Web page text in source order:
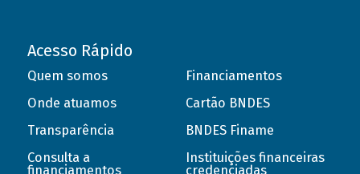
Acesso Rápido
Quem somos
Onde atuamos
Transparência
Consulta a
financiamentos
Financiamentos
Cartão BNDES
BNDES Finame
Instituições financeiras
credenciadas